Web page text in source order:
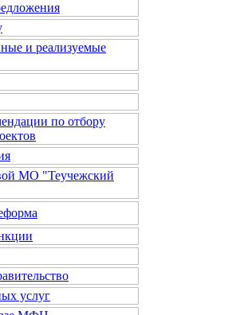
и реализуемые
по отбору
МО "Теучежский
услуг